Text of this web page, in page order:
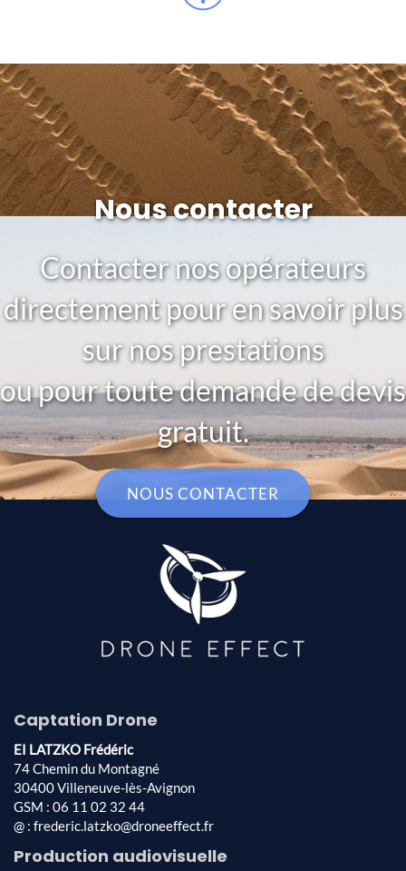
Nous contacter
Contacter nos opérateurs
directement pour en savoir plus
sur nos prestations
ou pour toute demande de devis
gratuit.
NOUS CONTACTER
Captation Drone
EI LATZKO Frédéric
74 Chemin du Montagné
30400 Villeneuve-lès-Avignon
GSM : 06 11 02 32 44
@ : frederic.latzko@droneeffect.fr
Production audiovisuelle